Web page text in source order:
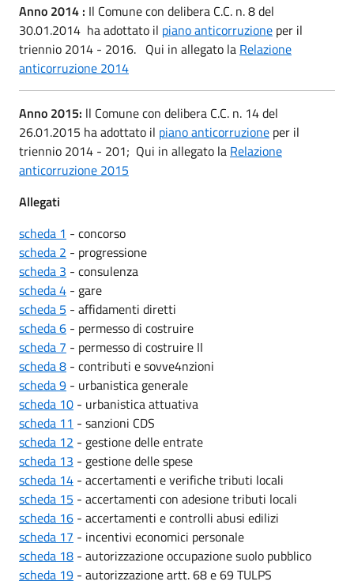
Anno 2014 : Il Comune con delibera C.C. n. 8 del
30.01.2014 ha adottato il piano anticorruzione per il
triennio 2014 - 2016. Qui in allegato la Relazione
anticorruzione 2014
Anno 2015: ll Comune con delibera C.C. n. 14 del
26.01.2015 ha adottato il piano anticorruzione per il
triennio 2014 - 201; Qui in allegato la Relazione
anticorruzione 2015
Allegati
scheda 1 - concorso
scheda 2 - progressione
scheda 3 - consulenza
scheda 4 - gare
scheda 5 - affidamenti diretti
scheda 6 - permesso di costruire
scheda 7 - permesso di costruire II
scheda 8 - contributi e sovve4nzioni
scheda 9 - urbanistica generale
scheda 10 - urbanistica attuativa
scheda 11 - sanzioni CDS
scheda 12 - gestione delle entrate
scheda 13 - gestione delle spese
scheda 14 - accertamenti e verifiche tributi locali
scheda 15 - accertamenti con adesione tributi locali
scheda 16 - accertamenti e controlli abusi edilizi
scheda 17 - incentivi economici personale
scheda 18 - autorizzazione occupazione suolo pubblico
scheda 19 - autorizzazione artt. 68 e 69 TULPS